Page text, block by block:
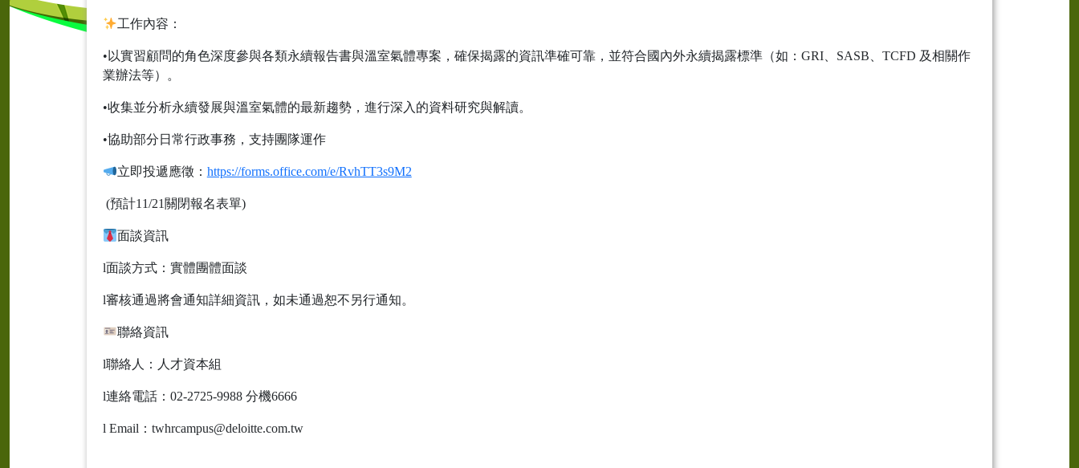
工作內容：
•以實習顧問的角色深度參與各類永續報告書與溫室氣體專案，確保揭露的資訊準確可靠，並符合國內外永續揭露標準（如：GRI、SASB、TCFD 及相關作
業辦法等）。
•收集並分析永續發展與溫室氣體的最新趨勢，進行深入的資料研究與解讀。
•協助部分日常行政事務，支持團隊運作
立即投遞應徵： https://forms.office.com/e/RvhTT3s9M2
(預計11/21關閉報名表單)
面談資訊
l面談方式：實體團體面談
l審核通過將會通知詳細資訊，如未通過恕不另行通知。
聯絡資訊
l聯絡人：人才資本組
l連絡電話：02-2725-9988 分機6666
l Email：twhrcampus@deloitte.com.tw